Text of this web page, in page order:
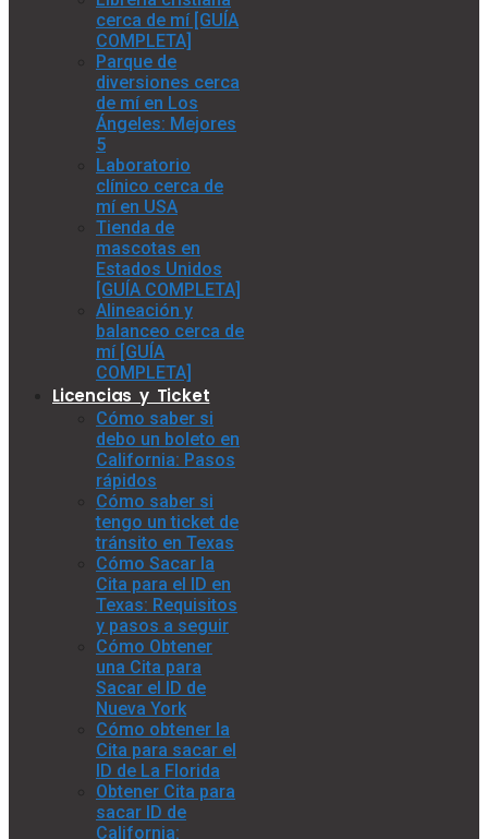
cerca de mí [GUÍA
COMPLETA]
Parque de
diversiones cerca
de mí en Los
Ángeles: Mejores
5
Laboratorio
clínico cerca de
mí en USA
Tienda de
mascotas en
Estados Unidos
[GUÍA COMPLETA]
Alineación y
balanceo cerca de
mí [GUÍA
COMPLETA]
Licencias y Ticket
Cómo saber si
debo un boleto en
California: Pasos
rápidos
Cómo saber si
tengo un ticket de
tránsito en Texas
Cómo Sacar la
Cita para el ID en
Texas: Requisitos
y pasos a seguir
Cómo Obtener
una Cita para
Sacar el ID de
Nueva York
Cómo obtener la
Cita para sacar el
ID de La Florida
Obtener Cita para
sacar ID de
California: